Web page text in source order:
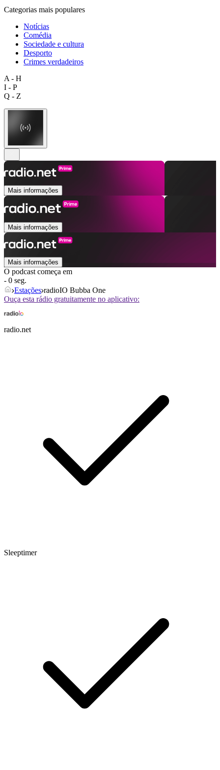
Categorias mais populares
Notícias
Comédia
Sociedade e cultura
Desporto
Crimes verdadeiros
A - H
I - P
Q - Z
Mais informações
Mais informações
Mais informações
O podcast começa em
- 0 seg.
Estações radioIO Bubba One
Ouça esta rádio gratuitamente no aplicativo:
radio.net
Sleeptimer